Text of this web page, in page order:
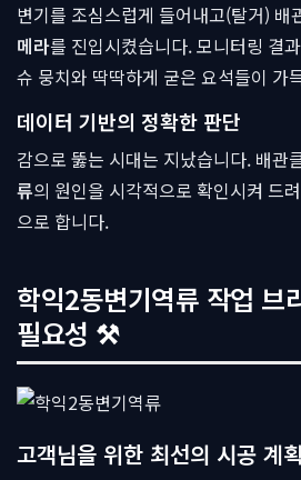
변기를 조심스럽게 들어내고(탈거) 배
메라를 진입시켰습니다. 모니터링 결
슈 뭉치와 딱딱하게 굳은 요석들이 가
데이터 기반의 정확한 판단
감으로 뚫는 시대는 지났습니다. 배관
류의 원인을 시각적으로 확인시켜 드
으로 합니다.
학익2동변기역류 작업 브
필요성 ⚒
고객님을 위한 최선의 시공 계획